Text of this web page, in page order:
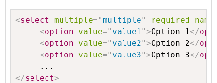
<select multiple="multiple" required name
<option value=" value1">Option 1</
<option value=" value2">Option 2</
<option value=" value3">Option 3</
</select>